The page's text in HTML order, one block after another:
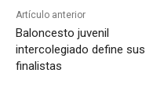
Artículo anterior
Baloncesto juvenil
intercolegiado define sus
finalistas